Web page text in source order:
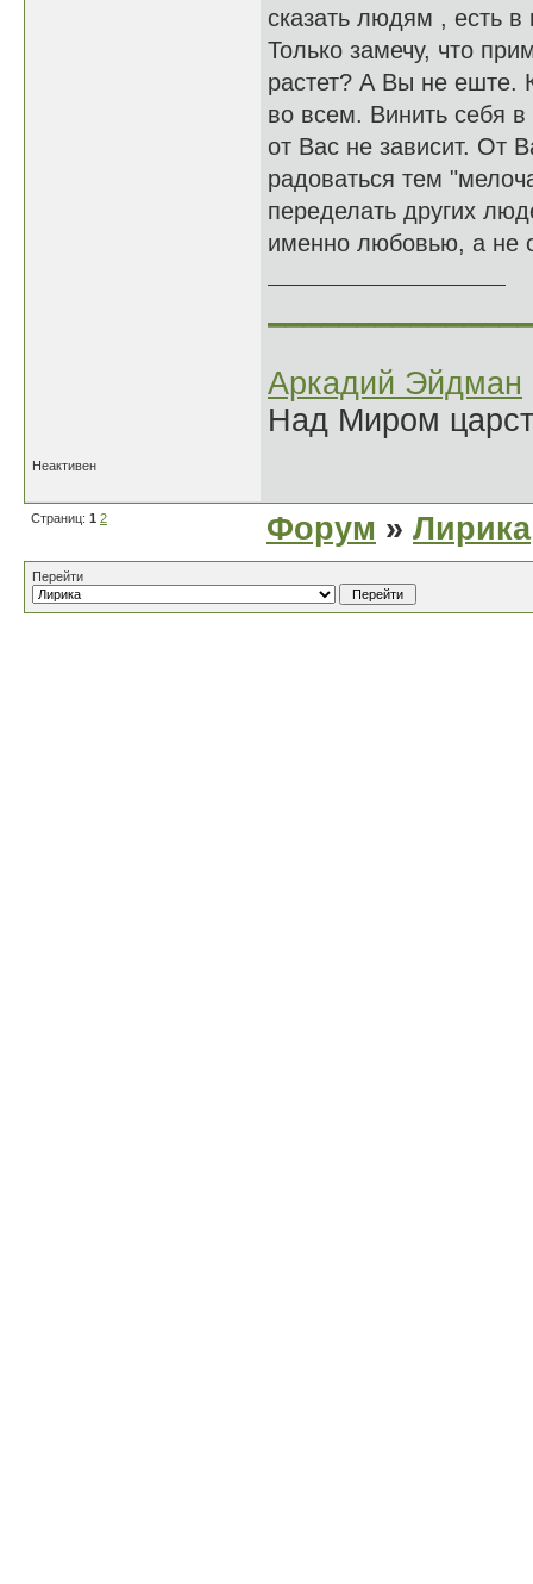
сказать людям , есть в
Только замечу, что
растет? А Вы не еште.
во всем. Винить себя
от Вас не зависит. От
радоваться тем
переделать других
именно любовью, а не
Аркадий Эйдман
Над Миром
Неактивен
Страниц: 1 2 Форум » Лирика
Перейти